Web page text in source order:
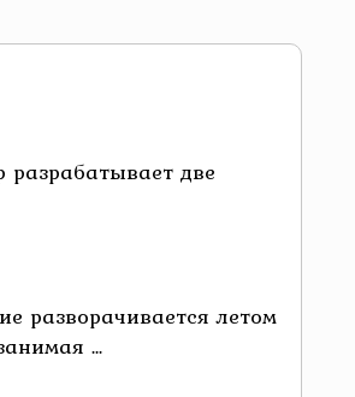
две
разворачивается летом
...